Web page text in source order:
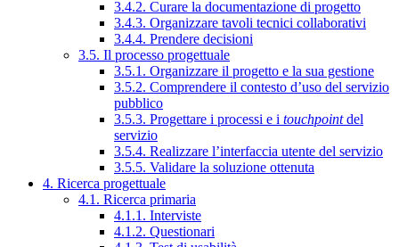
3.4.2. Curare la documentazione di progetto
3.4.3. Organizzare tavoli tecnici collaborativi
3.4.4. Prendere decisioni
3.5. Il processo progettuale
3.5.1. Organizzare il progetto e la sua gestione
3.5.2. Comprendere il contesto d’uso del servizio
pubblico
3.5.3. Progettare i processi e i touchpointdel
servizio
3.5.4. Realizzare l’interfaccia utente del servizio
3.5.5. Validare la soluzione ottenuta
4. Ricerca progettuale
4.1. Ricerca primaria
4.1.1. Interviste
4.1.2. Questionari